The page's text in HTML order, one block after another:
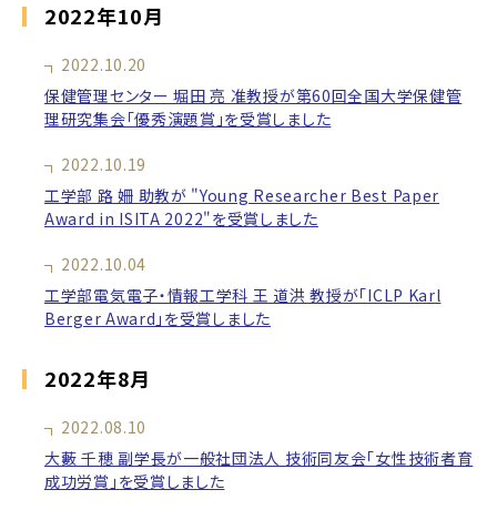
2022年10月
2022.10.20
保健管理センター 堀田 亮 准教授が第60回全国大学保健管
理研究集会「優秀演題賞」を受賞しました
2022.10.19
工学部 路 姍 助教が "Young Researcher Best Paper
Award in ISITA 2022"を受賞しました
2022.10.04
工学部電気電子・情報工学科 王 道洪 教授が「ICLP Karl
Berger Award」を受賞しました
2022年8月
2022.08.10
大藪 千穂 副学長が一般社団法人 技術同友会「女性技術者育
成功労賞」を受賞しました